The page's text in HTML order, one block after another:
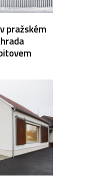
pražském